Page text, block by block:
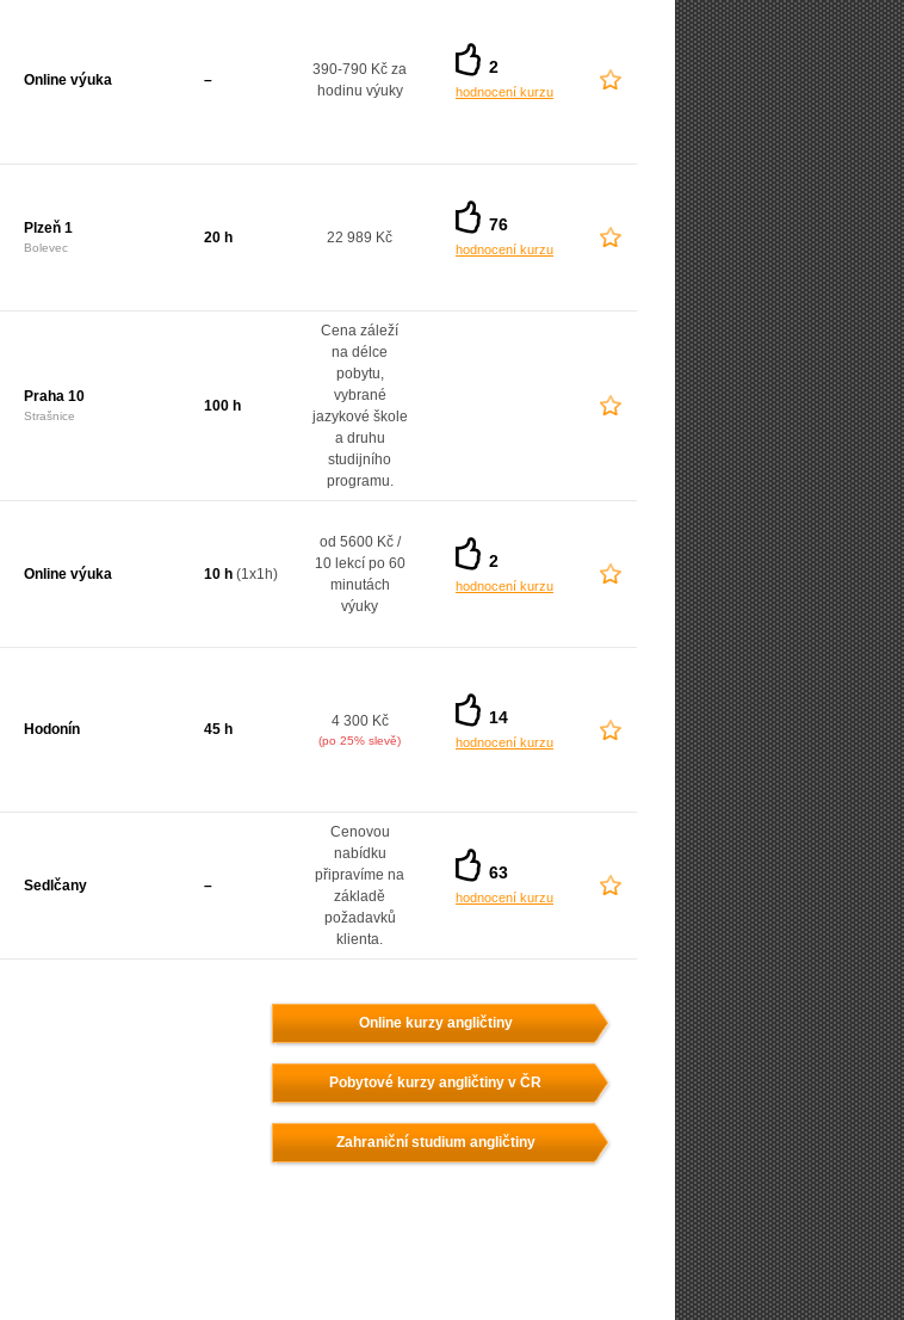
Online výuka –
390-790 Kč za
hodinu výuky
2
hodnocení kurzu
Plzeň 1
Bolevec
20 h 22 989 Kč
76
hodnocení kurzu
Praha 10
Strašnice
100 h
Cena záleží
na délce
pobytu,
vybrané
jazykové škole
a druhu
studijního
programu.
Online výuka 10 h (1x1h)
od 5600 Kč /
10 lekcí po 60
minutách
výuky
2
hodnocení kurzu
Hodonín 45 h 4 300 Kč
(po 25% slevě)
14
hodnocení kurzu
Sedlčany –
Cenovou
nabídku
připravíme na
základě
požadavků
klienta.
63
hodnocení kurzu
Online kurzy angličtiny
Pobytové kurzy angličtiny v ČR
Zahraniční studium angličtiny